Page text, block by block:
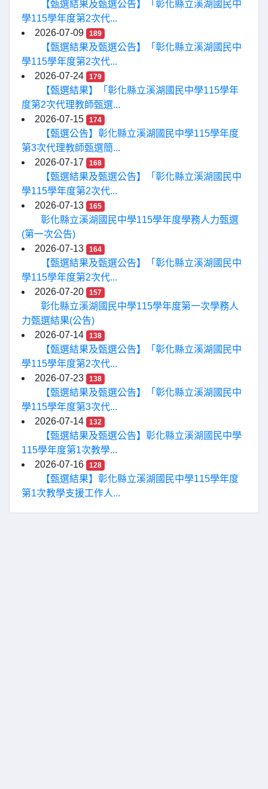
【甄選結果及甄選公告】「彰化縣立溪湖國民中
學115學年度第2次代...
2026-07-09
189
【甄選結果及甄選公告】「彰化縣立溪湖國民中
學115學年度第2次代...
2026-07-24
179
【甄選結果】「彰化縣立溪湖國民中學115學年
度第2次代理教師甄選...
2026-07-15
174
【甄選公告】彰化縣立溪湖國民中學115學年度
第3次代理教師甄選簡...
2026-07-17
168
【甄選結果及甄選公告】「彰化縣立溪湖國民中
學115學年度第2次代...
2026-07-13
165
彰化縣立溪湖國民中學115學年度學務人力甄選
(第一次公告)
2026-07-13
164
【甄選結果及甄選公告】「彰化縣立溪湖國民中
學115學年度第2次代...
2026-07-20
157
彰化縣立溪湖國民中學115學年度第一次學務人
力甄選結果(公告)
2026-07-14
138
【甄選結果及甄選公告】「彰化縣立溪湖國民中
學115學年度第2次代...
2026-07-23
138
【甄選結果及甄選公告】「彰化縣立溪湖國民中
學115學年度第3次代...
2026-07-14
132
【甄選結果及甄選公告】彰化縣立溪湖國民中學
115學年度第1次教學...
2026-07-16
128
【甄選結果】彰化縣立溪湖國民中學115學年度
第1次教學支援工作人...